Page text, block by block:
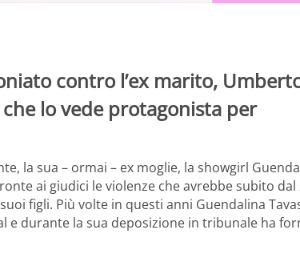
contro l’ex marito,
lo vede protagonista per
la sua – ormai – ex moglie, la showgirl
ai giudici le violenze che avrebbe subito dal
figli. Più volte in questi anni Guendalina
e durante la sua deposizione in tribunale ha